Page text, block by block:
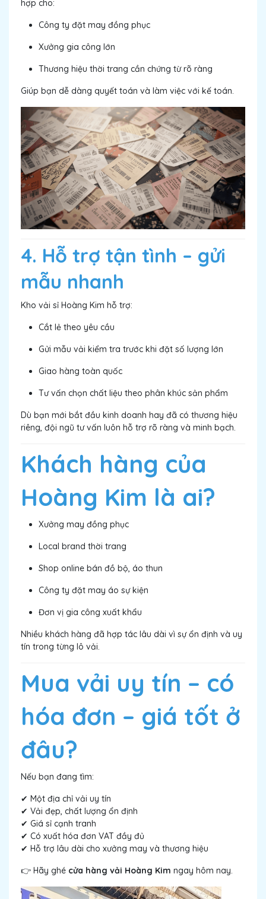
hợp cho:
Công ty đặt may đồng phục
Xưởng gia công lớn
Thương hiệu thời trang cần chứng từ rõ ràng
Giúp bạn dễ dàng quyết toán và làm việc với kế toán.
4. Hỗ trợ tận tình – gửi
mẫu nhanh
Kho vải sỉ Hoàng Kim hỗ trợ:
Cắt lẻ theo yêu cầu
Gửi mẫu vải kiểm tra trước khi đặt số lượng lớn
Giao hàng toàn quốc
Tư vấn chọn chất liệu theo phân khúc sản phẩm
Dù bạn mới bắt đầu kinh doanh hay đã có thương hiệu
riêng, đội ngũ tư vấn luôn hỗ trợ rõ ràng và minh bạch.
Khách hàng của
Hoàng Kim là ai?
Xưởng may đồng phục
Local brand thời trang
Shop online bán đồ bộ, áo thun
Công ty đặt may áo sự kiện
Đơn vị gia công xuất khẩu
Nhiều khách hàng đã hợp tác lâu dài vì sự ổn định và uy
tín trong từng lô vải.
Mua vải uy tín – có
hóa đơn – giá tốt ở
đâu?
Nếu bạn đang tìm:
✔ Một địa chỉ vải uy tín
✔ Vải đẹp, chất lượng ổn định
✔ Giá sỉ cạnh tranh
✔ Có xuất hóa đơn VAT đầy đủ
✔ Hỗ trợ lâu dài cho xưởng may và thương hiệu
👉 Hãy ghé cửa hàng vải Hoàng Kim ngay hôm nay.